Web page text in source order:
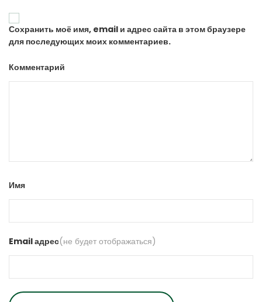
Сохранить моё имя, email и адрес сайта в этом браузере
для последующих моих комментариев.
Комментарий
Имя
Email адрес(не будет отображаться)